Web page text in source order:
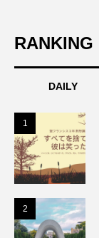
RANKING
DAILY
1
2